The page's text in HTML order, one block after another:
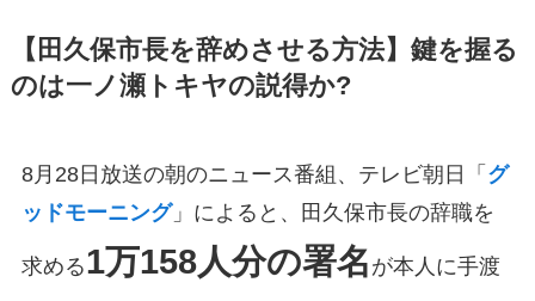
【田久保市長を辞めさせる方法】鍵を握る
のは一ノ瀬トキヤの説得か?
8月28日放送の朝のニュース番組、テレビ朝日「 グ
ッドモーニング」によると、田久保市長の辞職を
求める1万158人分の署名 が本人に手渡